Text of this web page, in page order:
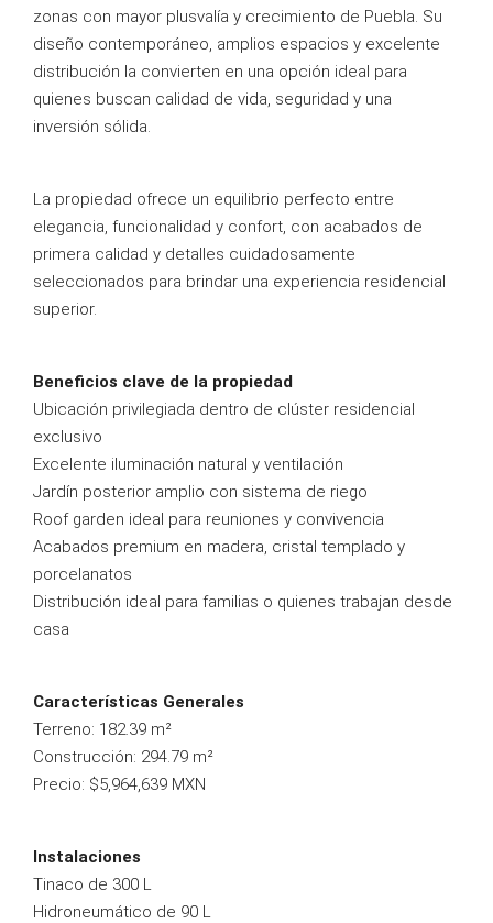
zonas con mayor plusvalía y crecimiento de Puebla. Su
diseño contemporáneo, amplios espacios y excelente
distribución la convierten en una opción ideal para
quienes buscan calidad de vida, seguridad y una
inversión sólida.
La propiedad ofrece un equilibrio perfecto entre
elegancia, funcionalidad y confort, con acabados de
primera calidad y detalles cuidadosamente
seleccionados para brindar una experiencia residencial
superior.
Beneficios clave de la propiedad
Ubicación privilegiada dentro de clúster residencial
exclusivo
Excelente iluminación natural y ventilación
Jardín posterior amplio con sistema de riego
Roof garden ideal para reuniones y convivencia
Acabados premium en madera, cristal templado y
porcelanatos
Distribución ideal para familias o quienes trabajan desde
casa
Características Generales
Terreno: 182.39 m²
Construcción: 294.79 m²
Precio: $5,964,639 MXN
Instalaciones
Tinaco de 300 L
Hidroneumático de 90 L